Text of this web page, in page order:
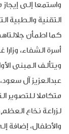
واستمعا إلى
التقنية والطبية
كما اطمأن
أسرة الشفاء،
ويتألف المبنى
متكاملا للتصوير
لزراعة نخاع
والأطفال، إضافة